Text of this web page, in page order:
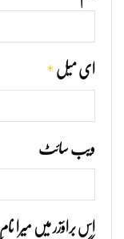
ای میل *
ویب‌ سائٹ
اس براؤزر میں میرا